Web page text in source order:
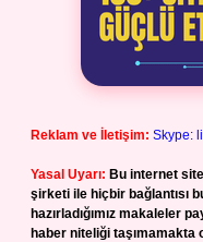
Reklam ve İletişim: Skype:
Yasal Uyarı: Bu internet
şirketi ile hiçbir bağlantısı
hazırladığımız makaleler
haber niteliği